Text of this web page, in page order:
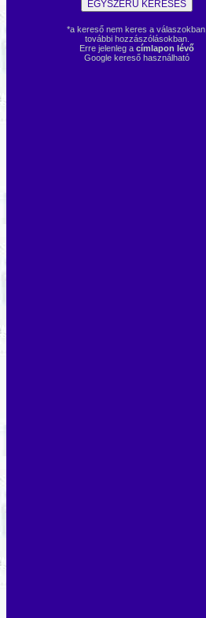
*a kereső nem keres a válaszokban,
további hozzászólásokban.
Erre jelenleg a címlapon lévő
Google kereső használható